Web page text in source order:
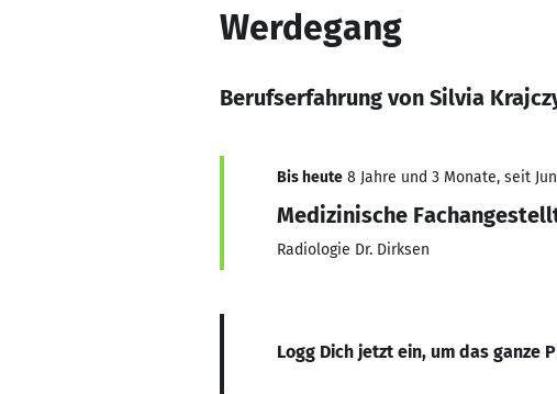
Werdegang
Berufserfahrung von Silvia
Bis heute 8 Jahre und 3 Monate, seit
Medizinische
Radiologie Dr. Dirksen
Logg Dich jetzt ein, um das ganze